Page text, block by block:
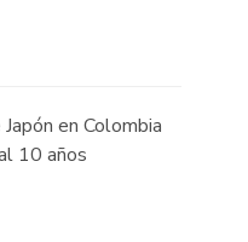
en Colombia
10 años